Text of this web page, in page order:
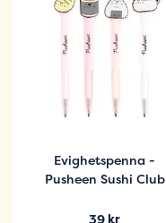
Evighetspenna -
Pusheen Sushi Club
39 kr